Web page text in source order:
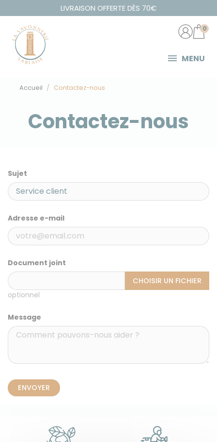
LIVRAISON OFFERTE DÈS 70€
MENU
0
Accueil Contactez-nous
Contactez-nous
Sujet
Adresse e-mail
Document joint
CHOISIR UN FICHIER
optionnel
Message
Panneau de gestion des cookies